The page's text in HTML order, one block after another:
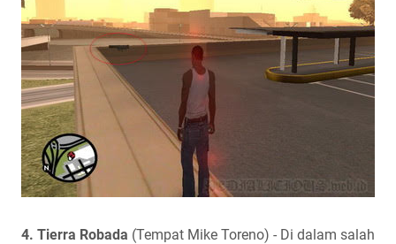
4. Tierra Robada (Tempat Mike Toreno) - Di dalam salah